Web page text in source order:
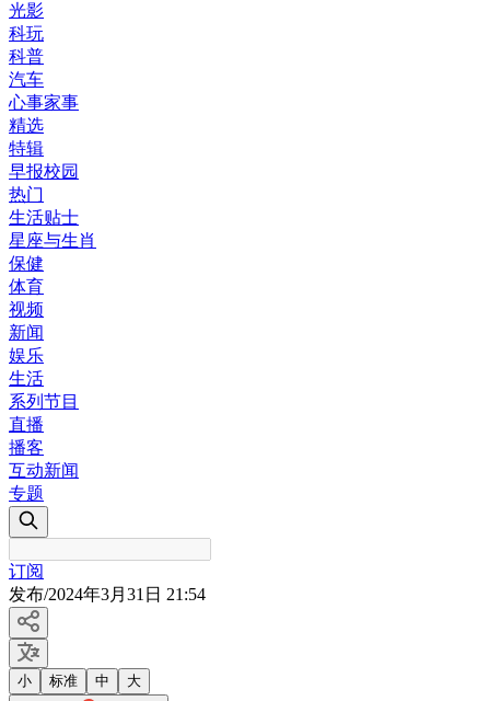
光影
科玩
科普
汽车
心事家事
精选
特辑
早报校园
热门
生活贴士
星座与生肖
保健
体育
视频
新闻
娱乐
生活
系列节目
直播
播客
互动新闻
专题
订阅
发布/2024年3月31日 21:54
小 标准 中 大